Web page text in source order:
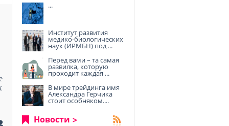
...
Институт развития
медико-биологических
наук (ИРМБН) под ...
Перед вами – та самая
развилка, которую
проходит каждая ...
В мире трейдинга имя
Александра Герчика
стоит особняком....
Новости